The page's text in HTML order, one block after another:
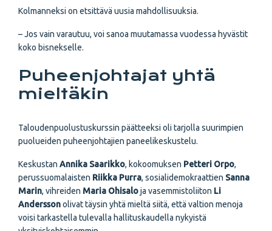
Kolmanneksi on etsittävä uusia mahdollisuuksia.
– Jos vain varautuu, voi sanoa muutamassa vuodessa hyvästit
koko bisnekselle.
Puheenjohtajat yhtä
mieltäkin
Taloudenpuolustuskurssin päätteeksi oli tarjolla suurimpien
puolueiden puheenjohtajien paneelikeskustelu.
Keskustan Annika Saarikko, kokoomuksen Petteri Orpo,
perussuomalaisten Riikka Purra, sosialidemokraattien Sanna
Marin, vihreiden Maria Ohisaloja vasemmistoliiton Li
Anderssonolivat täysin yhtä mieltä siitä, että valtion menoja
voisi tarkastella tulevalla hallituskaudella nykyistä